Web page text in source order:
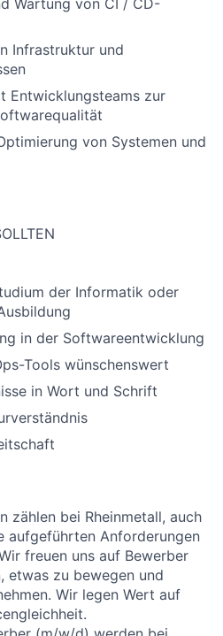
Wartung von CI / CD-
Infrastruktur und
Entwicklungsteams zur
von Systemen und
der Informatik oder
in der Softwareentwicklung
Tools wünschenswert
in Wort und Schrift
zählen bei Rheinmetall, auch
aufgeführten Anforderungen
freuen uns auf Bewerber
etwas zu bewegen und
Wir legen Wert auf